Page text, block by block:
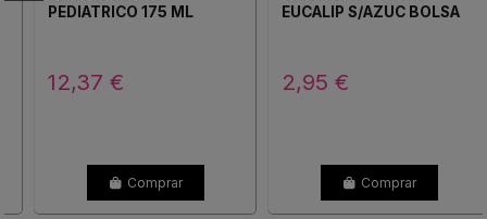
PEDIATRICO 175 ML
12,37 €
Comprar
EUCALIP S/AZUC BOLSA
2,95 €
Comprar